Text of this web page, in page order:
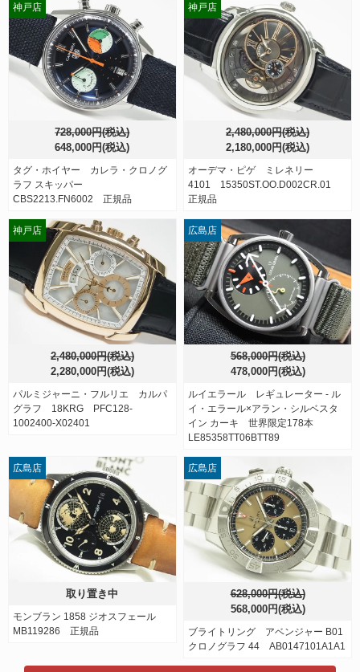
728,000円(税込)
648,000円(税込)
タグ・ホイヤー カレラ・クロノグ
ラフ スキッパー
CBS2213.FN6002 正規品
神戸店
2,480,000円(税込)
2,180,000円(税込)
オーデマ・ピゲ ミレネリー
4101 15350ST.OO.D002CR.01
正規品
神戸店
2,480,000円(税込)
2,280,000円(税込)
パルミジャーニ・フルリエ カルパ
グラフ 18KRG PFC128-
1002400-X02401
神戸店
568,000円(税込)
478,000円(税込)
ルイエラール レギュレーター - ル
イ・エラール×アラン・シルベスタ
イン カーキ 世界限定178本
LE85358TT06BTT89
広島店
取り置き中
モンブラン 1858 ジオスフェール
MB119286 正規品
広島店
628,000円(税込)
568,000円(税込)
ブライトリング アベンジャー B01
クロノグラフ 44 AB0147101A1A1
広島店